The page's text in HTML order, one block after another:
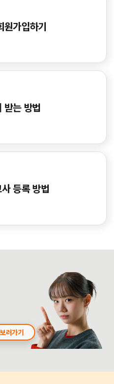
원가입하기
받는 방법
등록 방법
러가기